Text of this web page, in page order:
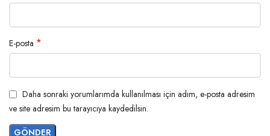
E-posta *
Daha sonraki yorumlarımda kullanılması için adım, e-posta adresim
ve site adresim bu tarayıcıya kaydedilsin.